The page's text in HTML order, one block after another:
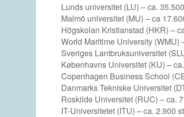
Lunds universitet (LU) – ca.
Malmö universitet (MU) – ca
Högskolan Kristianstad (HKR) –
World Maritime University (WMU)
Sveriges Lantbruksuniversitet
Københavns Universitet (KU) –
Copenhagen Business School
Danmarks Tekniske Universitet
Roskilde Universitet (RUC) – ca.
IT-Universitetet (ITU) – ca. 2.900